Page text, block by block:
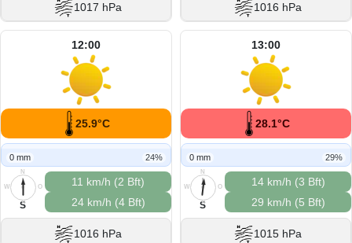
1017 hPa 1016 hPa
12:00
25.9°C
0 mm 24%
N
O
S
W
S
11 km/h (2 Bft)
24 km/h (4 Bft)
1016 hPa
13:00
28.1°C
0 mm 29%
N
O
S
W
S
14 km/h (3 Bft)
29 km/h (5 Bft)
1015 hPa